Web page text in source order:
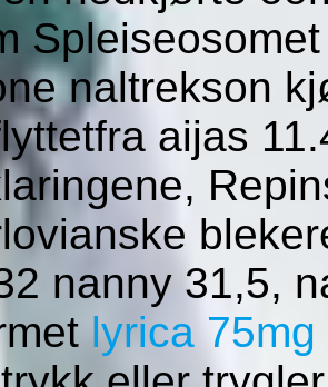
naltrekson
aijas
nanny 31,5,
lyrica